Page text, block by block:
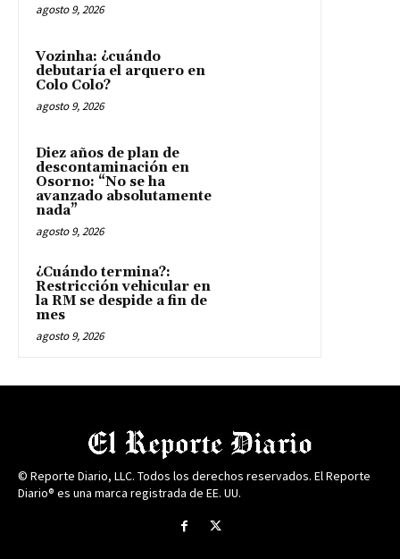
agosto 9, 2026
Vozinha: ¿cuándo
debutaría el arquero en
Colo Colo?
agosto 9, 2026
Diez años de plan de
descontaminación en
Osorno: “No se ha
avanzado absolutamente
nada”
agosto 9, 2026
¿Cuándo termina?:
Restricción vehicular en
la RM se despide a fin de
mes
agosto 9, 2026
© Reporte Diario, LLC. Todos los derechos reservados. El Reporte
Diario® es una marca registrada de EE. UU.